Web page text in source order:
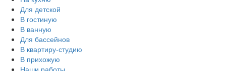
Для детской
В гостиную
В ванную
Для бассейнов
В квартиру-студию
В прихожую